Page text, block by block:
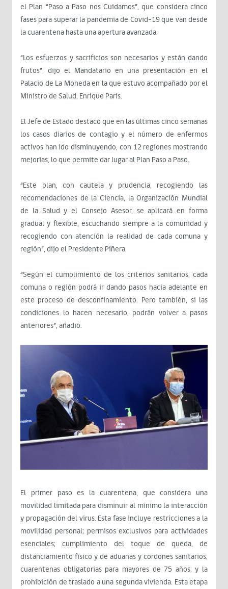
el Plan “Paso a Paso nos Cuidamos”, que considera cinco
fases para superar la pandemia de Covid-19 que van desde
la cuarentena hasta una apertura avanzada.
“Los esfuerzos y sacrificios son necesarios y están dando
frutos”, dijo el Mandatario en una presentación en el
Palacio de La Moneda en la que estuvo acompañado por el
Ministro de Salud, Enrique Paris.
El Jefe de Estado destacó que en las últimas cinco semanas
los casos diarios de contagio y el número de enfermos
activos han ido disminuyendo, con 12 regiones mostrando
mejorías, lo que permite dar lugar al Plan Paso a Paso.
“Este plan, con cautela y prudencia, recogiendo las
recomendaciones de la Ciencia, la Organización Mundial
de la Salud y el Consejo Asesor, se aplicará en forma
gradual y flexible, escuchando siempre a la comunidad y
recogiendo con atención la realidad de cada comuna y
región”, dijo el Presidente Piñera.
“Según el cumplimiento de los criterios sanitarios, cada
comuna o región podrá ir dando pasos hacia adelante en
este proceso de desconfinamiento. Pero también, si las
condiciones lo hacen necesario, podrán volver a pasos
anteriores”, añadió.
El primer paso es la cuarentena, que considera una
movilidad limitada para disminuir al mínimo la interacción
y propagación del virus. Esta fase incluye restricciones a la
movilidad personal; permisos exclusivos para actividades
esenciales; cumplimiento del toque de queda, de
distanciamiento físico y de aduanas y cordones sanitarios;
cuarentenas obligatorias para mayores de 75 años; y la
prohibición de traslado a una segunda vivienda. Esta etapa